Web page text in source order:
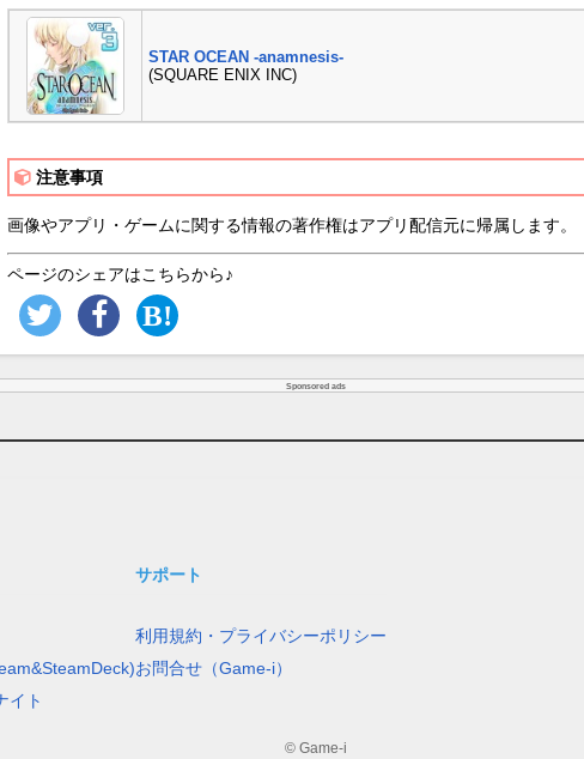
STAR OCEAN -anamnesis-
(SQUARE ENIX INC)
注意事項
画像やアプリ・ゲームに関する情報の著作権はアプリ配信元に帰属します。
ページのシェアはこちらから♪
Sponsored ads
イト
サポート
利用規約・プライバシーポリシー
お問合せ（Game-i）
© Game-i